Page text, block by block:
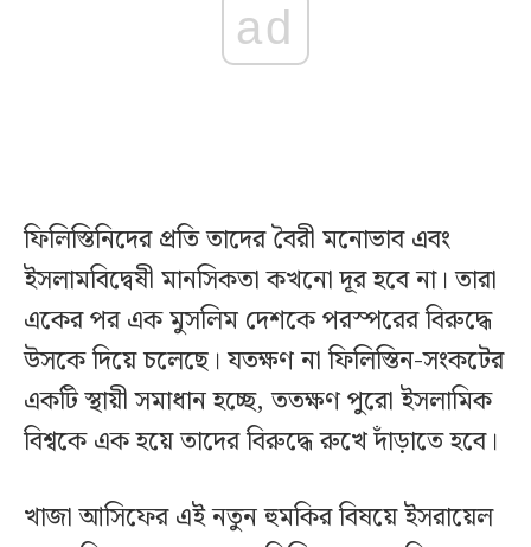
ad
ফিলিস্তিনিদের প্রতি তাদের বৈরী মনোভাব এবং
ইসলামবিদ্বেষী মানসিকতা কখনো দূর হবে না। তারা
একের পর এক মুসলিম দেশকে পরস্পরের বিরুদ্ধে
উসকে দিয়ে চলেছে। যতক্ষণ না ফিলিস্তিন-সংকটের
একটি স্থায়ী সমাধান হচ্ছে, ততক্ষণ পুরো ইসলামিক
বিশ্বকে এক হয়ে তাদের বিরুদ্ধে রুখে দাঁড়াতে হবে।
খাজা আসিফের এই নতুন হুমকির বিষয়ে ইসরায়েল